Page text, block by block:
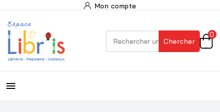
Mon compte
Chercher
0
